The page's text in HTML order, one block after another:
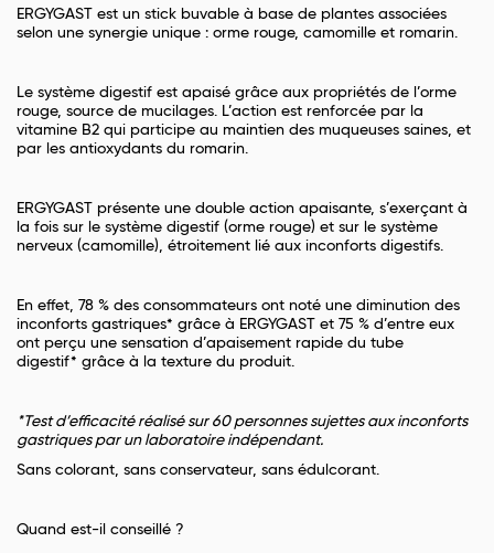
ERGYGAST est un stick buvable à base de plantes associées
selon une synergie unique : orme rouge, camomille et romarin.
Le système digestif est apaisé grâce aux propriétés de l’orme
rouge, source de mucilages. L’action est renforcée par la
vitamine B2 qui participe au maintien des muqueuses saines, et
par les antioxydants du romarin.
ERGYGAST présente une double action apaisante, s’exerçant à
la fois sur le système digestif (orme rouge) et sur le système
nerveux (camomille), étroitement lié aux inconforts digestifs.
En effet, 78 % des consommateurs ont noté une diminution des
inconforts gastriques* grâce à ERGYGAST et 75 % d’entre eux
ont perçu une sensation d’apaisement rapide du tube
digestif* grâce à la texture du produit.
*Test d’efficacité réalisé sur 60 personnes sujettes aux inconforts
gastriques par un laboratoire indépendant.
Sans colorant, sans conservateur, sans édulcorant.
Quand est-il conseillé ?